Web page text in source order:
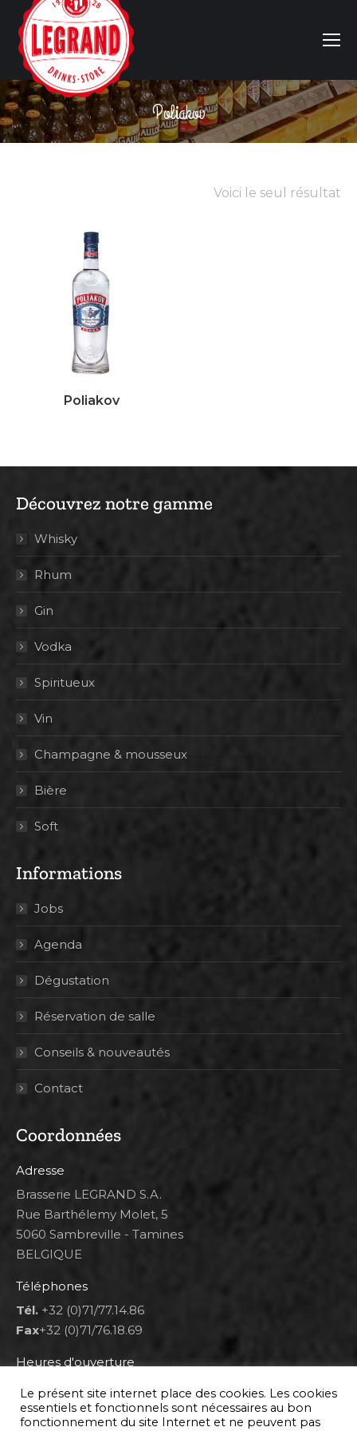
Poliakov
Vous êtes ici :
Voici le seul résultat
Poliakov
Découvrez notre gamme
Whisky
Rhum
Gin
Vodka
Spiritueux
Vin
Champagne & mousseux
Bière
Soft
Informations
Jobs
Agenda
Dégustation
Réservation de salle
Conseils & nouveautés
Contact
Coordonnées
Adresse
Brasserie LEGRAND S.A.
Rue Barthélemy Molet, 5
5060 Sambreville - Tamines
BELGIQUE
Téléphones
Tél. +32 (0)71/77.14.86
Fax+32 (0)71/76.18.69
Heures d'ouverture
Lun 8h00-12h00 et 12h30-14h30
Mar au ven 8h00-12h00 et 12h30-17h00
Sam 9h00-16h00
Le présent site internet place des cookies. Les cookies
essentiels et fonctionnels sont nécessaires au bon
fonctionnement du site Internet et ne peuvent pas